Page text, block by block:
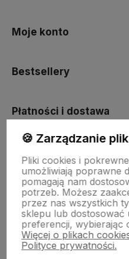
Moje konto
Bestsellery
Płatności i dostawa
Pomoc
🍪 Zarządzanie
Pliki cookies i
umożliwiają poprawne
pomagają nam
potrzeb. Możesz
przez nas wszystkich
sklepu lub dostosować
preferencji, wybierając
Więcej o plikach
Polityce prywatności.